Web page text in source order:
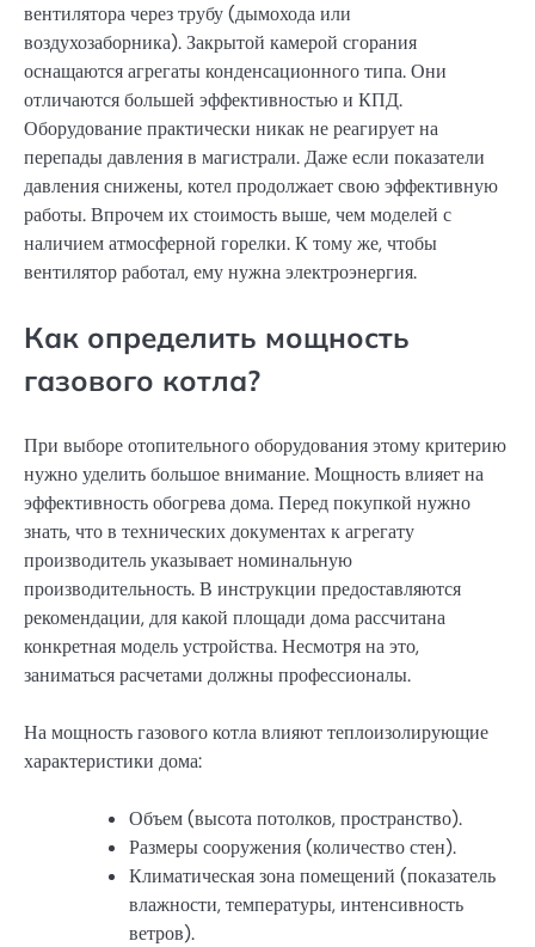
вентилятора через трубу (дымохода или
воздухозаборника). Закрытой камерой сгорания
оснащаются агрегаты конденсационного типа. Они
отличаются большей эффективностью и КПД.
Оборудование практически никак не реагирует на
перепады давления в магистрали. Даже если показатели
давления снижены, котел продолжает свою эффективную
работы. Впрочем их стоимость выше, чем моделей с
наличием атмосферной горелки. К тому же, чтобы
вентилятор работал, ему нужна электроэнергия.
Как определить мощность
газового котла?
При выборе отопительного оборудования этому критерию
нужно уделить большое внимание. Мощность влияет на
эффективность обогрева дома. Перед покупкой нужно
знать, что в технических документах к агрегату
производитель указывает номинальную
производительность. В инструкции предоставляются
рекомендации, для какой площади дома рассчитана
конкретная модель устройства. Несмотря на это,
заниматься расчетами должны профессионалы.
На мощность газового котла влияют теплоизолирующие
характеристики дома:
Объем (высота потолков, пространство).
Размеры сооружения (количество стен).
Климатическая зона помещений (показатель
влажности, температуры, интенсивность
ветров).